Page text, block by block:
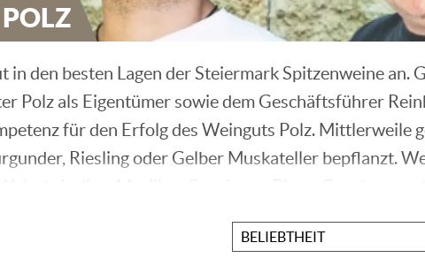
den besten Lagen der Steiermark Spitzenweine
Polz als Eigentümer sowie dem Geschäftsführer
für den Erfolg des Weinguts Polz. Mittlerweile
Riesling oder Gelber Muskateller bepflanzt.
Morillon, Sauvignon Blanc,
Sortieren